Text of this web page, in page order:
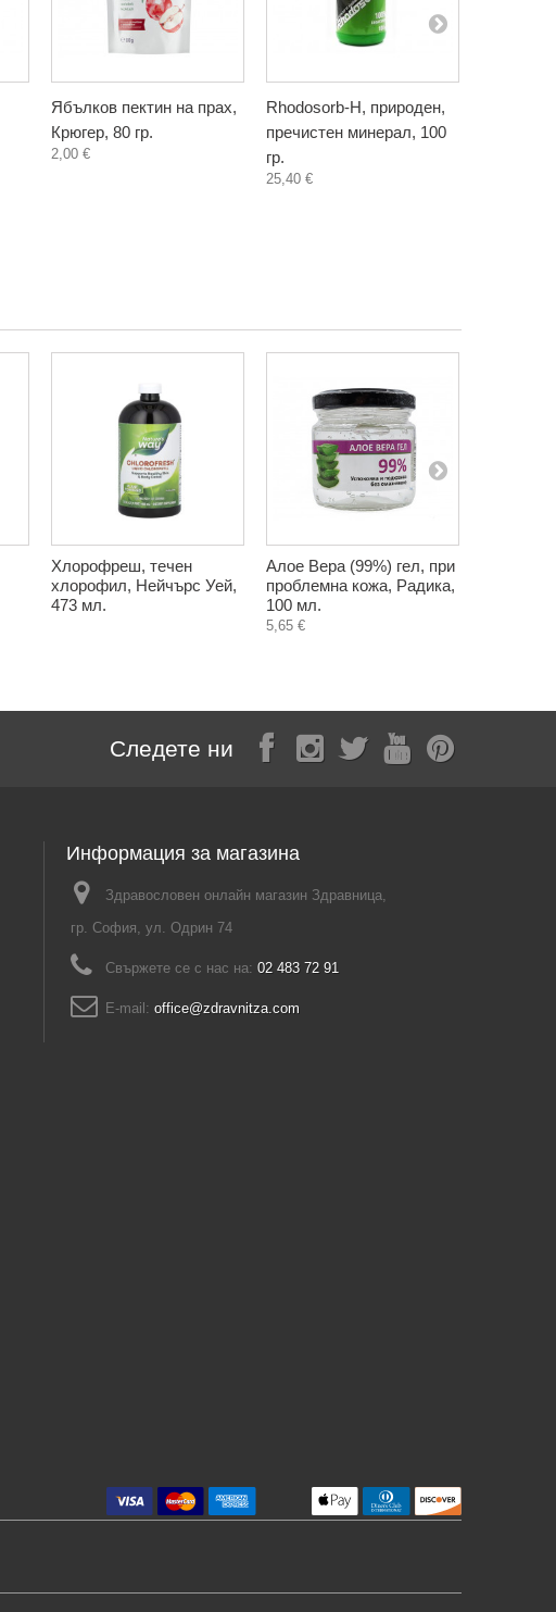
Ябълков пектин на прах,
Крюгер, 80 гр.
2,00 €
Rhodosorb-H, природен,
пречистен минерал, 100
гр.
25,40 €
Хлорофреш, течен
хлорофил, Нейчърс Уей,
473 мл.
Алое Вера (99%) гел, при
проблемна кожа, Радика,
100 мл.
5,65 €
Следете ни
Информация за магазина
Здравословен онлайн магазин Здравница,
гр. София, ул. Одрин 74
Свържете се с нас на: 02 483 72 91
E-mail: office@zdravnitza.com